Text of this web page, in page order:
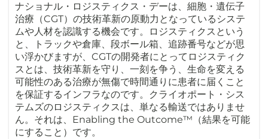
ナショナル・ロジスティクス・デーは、細胞・遺伝子
治療（CGT）の技術革新の原動力となっているシステ
ムや人材を認識する機会です。ロジスティクスという
と、トラックや倉庫、段ボール箱、追跡番号などが思
い浮かびますが、CGTの開発者にとってロジスティク
スとは、技術革新を守り、一刻を争う、生命を変える
可能性のある治療が無傷で時間通りに患者に届くこと
を保証するインフラなのです。クライオポート・シス
テムズのロジスティクスは、単なる輸送ではありませ
ん。それは、Enabling the Outcome™（結果を可能
にすること）です。